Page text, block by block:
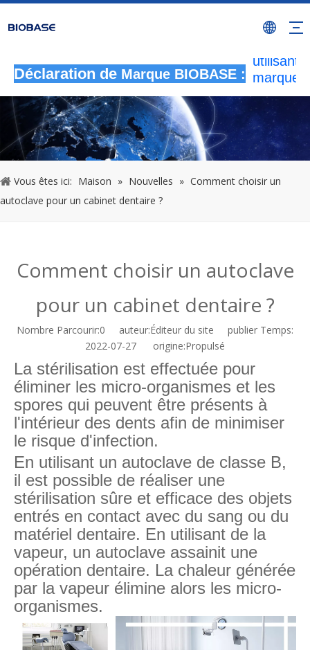
Déclaration de Marque BIOBASE :
Toutes
activités
utilisant
marque
comme
Vous êtes ici: Maison » Nouvelles » Comment choisir un
autoclave pour un cabinet dentaire ?
Comment choisir un autoclave
pour un cabinet dentaire ?
Nombre Parcourir:0 auteur:Éditeur du site publier Temps:
2022-07-27 origine:Propulsé
La stérilisation est effectuée pour
éliminer les micro-organismes et les
spores qui peuvent être présents à
l'intérieur des dents afin de minimiser
le risque d'infection.
En utilisant un autoclave de classe B,
il est possible de réaliser une
stérilisation sûre et efficace des objets
entrés en contact avec du sang ou du
matériel dentaire. En utilisant de la
vapeur, un autoclave assainit une
opération dentaire. La chaleur générée
par la vapeur élimine alors les micro-
organismes.